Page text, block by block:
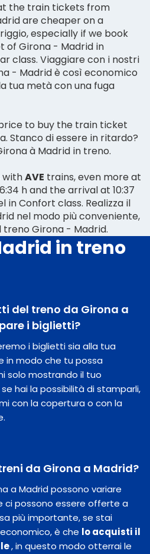
the train tickets from
are cheaper on a
especially if we book
of Girona - Madrid in
class. Viaggiare con i nostri
- Madrid è così economico
tua metà con una fuga
to buy the train ticket
Stanco di essere in ritardo?
à Madrid in treno.
withAVE trains, even more at
h and the arrival at 10:37
in Confort class. Realizza il
nel modo più conveniente,
Girona - Madrid.
in treno
del treno da Girona a
i biglietti?
i biglietti sia alla tua
in modo che tu possa
solo mostrando il tuo
hai la possibilità di stamparli,
con la copertura o con la
da Girona a Madrid?
a Madrid possono variare
ci possono essere offerte a
più importante, se stai
è che lo acquisti il
, in questo modo otterrai le